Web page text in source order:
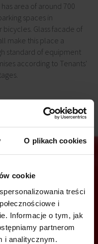
O plikach cookies
cookie
treści
i
Informacje o tym, jak
partnerom
i analitycznym.
area of around 700
spaces in
Glass facade of
make this place a
standard of equipment
according to Tenants'
offer?